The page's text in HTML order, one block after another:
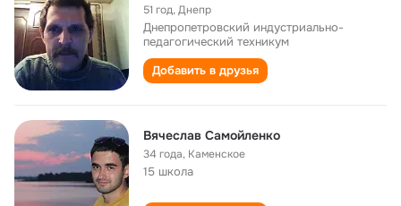
51 год,Днепр
Днепропетровский индустриально-
педагогический техникум
Добавить в друзья
Вячеслав Самойленко
34 года, Каменское
15 школа